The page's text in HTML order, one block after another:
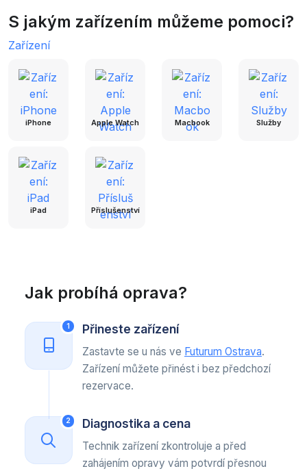
S jakým zařízením můžeme pomoci?
Zařízení
iPhone Apple Watch Macbook Služby
iPad Příslušenství
Jak probíhá oprava?
1 Přineste zařízení
Zastavte se u nás ve Futurum Ostrava.
Zařízení můžete přinést i bez předchozí
rezervace.
2 Diagnostika a cena
Technik zařízení zkontroluje a před
zahájením opravy vám potvrdí přesnou